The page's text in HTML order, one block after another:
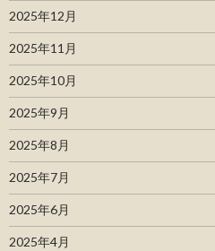
2025年12月
2025年11月
2025年10月
2025年9月
2025年8月
2025年7月
2025年6月
2025年4月